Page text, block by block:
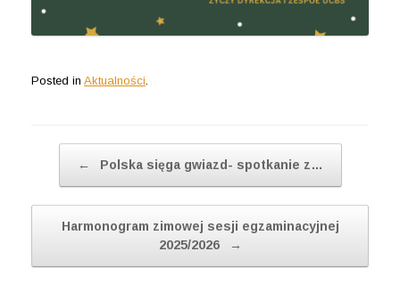
Posted in Aktualności
← Polska sięga gwiazd- spotkanie z…
Harmonogram zimowej sesji egzaminacyjnej
2025/2026
→